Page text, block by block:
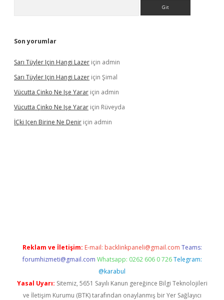
Son yorumlar
Sarı Tüyler Için Hangi Lazer için admin
Sarı Tüyler Için Hangi Lazer için Şimal
Vücutta Çinko Ne Işe Yarar için admin
Vücutta Çinko Ne Işe Yarar için Rüveyda
İÇki Içen Birine Ne Denir için admin
Reklam ve İletişim: E-mail: backlinkpaneli@gmail.com Teams:
forumhizmeti@gmail.com Whatsapp: 0262 606 0 726 Telegram:
@karabul
Yasal Uyarı: Sitemiz, 5651 Sayılı Kanun gereğince Bilgi Teknolojileri
ve İletişim Kurumu (BTK) tarafından onaylanmış bir Yer Sağlayıcı